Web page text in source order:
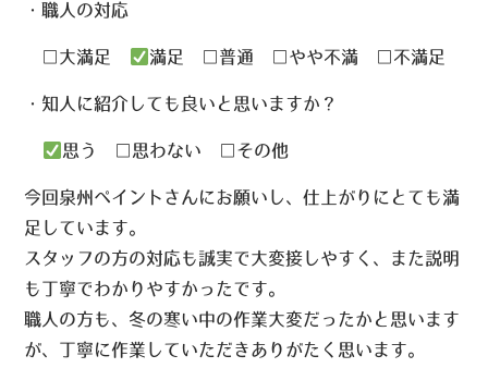
・職人の対応
□大満足 満足 □普通 □やや不満 □不満足
・知人に紹介しても良いと思いますか？
思う □思わない □その他
今回泉州ペイントさんにお願いし、仕上がりにとても満
足しています。
スタッフの方の対応も誠実で大変接しやすく、また説明
も丁寧でわかりやすかったです。
職人の方も、冬の寒い中の作業大変だったかと思います
が、丁寧に作業していただきありがたく思います。